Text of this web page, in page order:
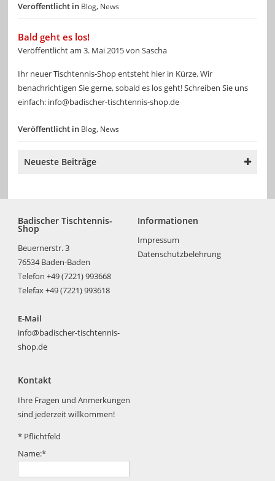
Veröffentlicht in Blog, News
Bald geht es los!
Veröffentlicht am3. Mai 2015vonSascha
Ihr neuer Tischtennis-Shop entsteht hier in Kürze. Wir
benachrichtigen Sie gerne, sobald es los geht! Schreiben Sie uns
einfach: info@badischer-tischtennis-shop.de
Veröffentlicht in Blog, News
Neueste Beiträge
Badischer Tischtennis-
Shop
Beuernerstr. 3
76534 Baden-Baden
Telefon +49 (7221) 993668
Telefax +49 (7221) 993618
E-Mail
info@badischer-tischtennis-
shop.de
Informationen
Impressum
Datenschutzbelehrung
Kontakt
Ihre Fragen und Anmerkungen
sind jederzeit willkommen!
* Pflichtfeld
Name:*